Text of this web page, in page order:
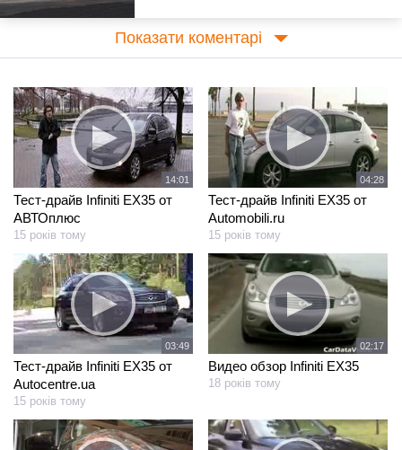
Показати коментарі
14:01
Тест-драйв Infiniti EX35 от
АВТОплюс
15 років тому
04:28
Тест-драйв Infiniti EX35 от
Automobili.ru
15 років тому
03:49
Тест-драйв Infiniti EX35 от
Autocentre.ua
15 років тому
02:17
Видео обзор Infiniti EX35
18 років тому